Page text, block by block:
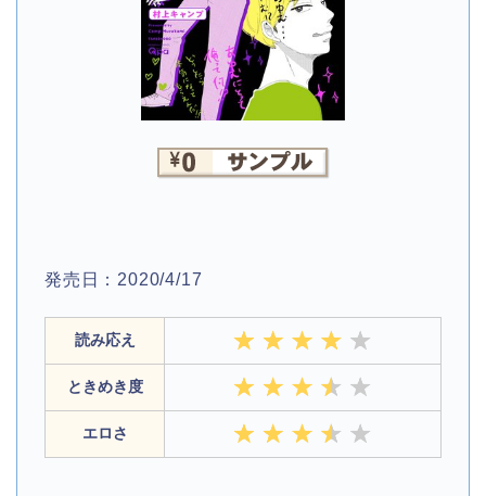
発売日：2020/4/17
読み応え
ときめき度
エロさ